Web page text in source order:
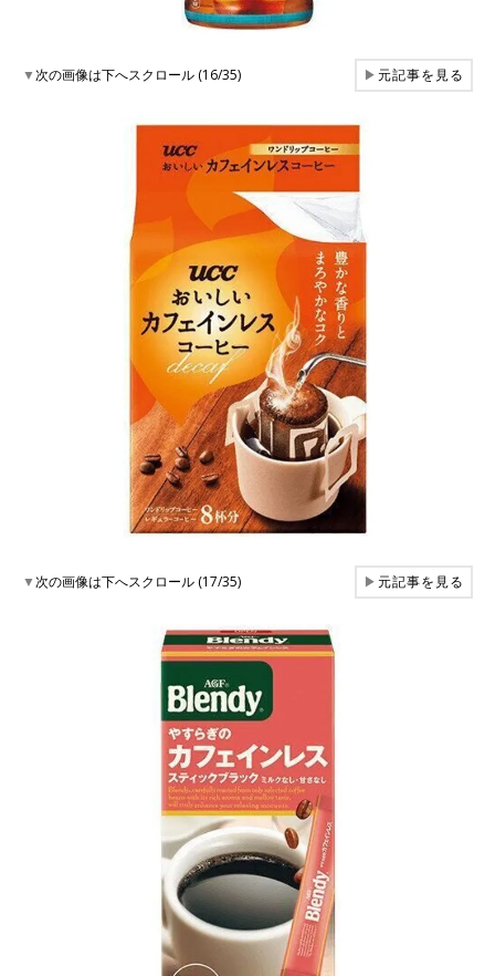
▼次の画像は下へスクロール (16/35) ▶元記事を見る
▼次の画像は下へスクロール (17/35) ▶元記事を見る